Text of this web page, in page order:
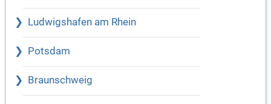
Ludwigshafen am Rhein
Potsdam
Braunschweig